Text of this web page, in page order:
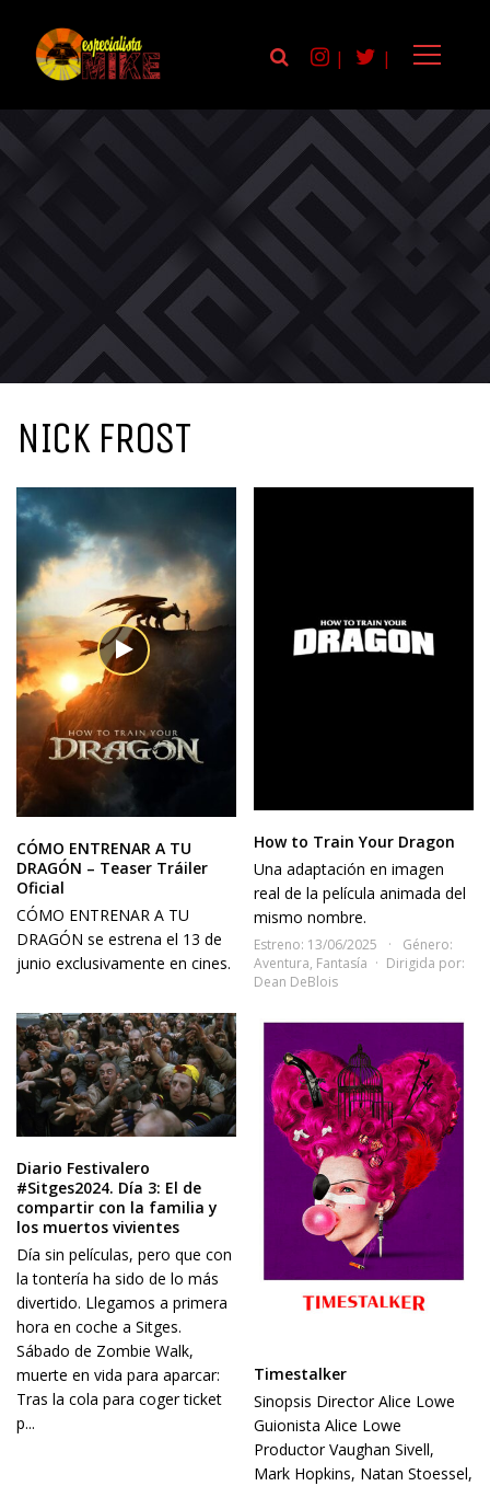
| |
NICK FROST
CÓMO ENTRENAR A TU
DRAGÓN – Teaser Tráiler
Oficial
CÓMO ENTRENAR A TU
DRAGÓN se estrena el 13 de
junio exclusivamente en cines.
How to Train Your Dragon
Una adaptación en imagen
real de la película animada del
mismo nombre.
Estreno: 13/06/2025
Género:
Aventura, Fantasía
Dirigida por:
Dean DeBlois
Diario Festivalero
#Sitges2024. Día 3: El de
compartir con la familia y
los muertos vivientes
Día sin películas, pero que con
la tontería ha sido de lo más
divertido. Llegamos a primera
hora en coche a Sitges.
Sábado de Zombie Walk,
muerte en vida para aparcar:
Tras la cola para coger ticket
p...
Timestalker
Sinopsis Director Alice Lowe
Guionista Alice Lowe
Productor Vaughan Sivell,
Mark Hopkins, Natan Stoessel,